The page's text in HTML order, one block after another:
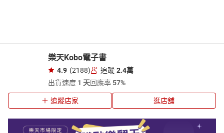
樂天Kobo電子書
4.9 (2188) 追蹤 2.4萬
出貨速度 1 天回應率57%
追蹤店家 逛店舖